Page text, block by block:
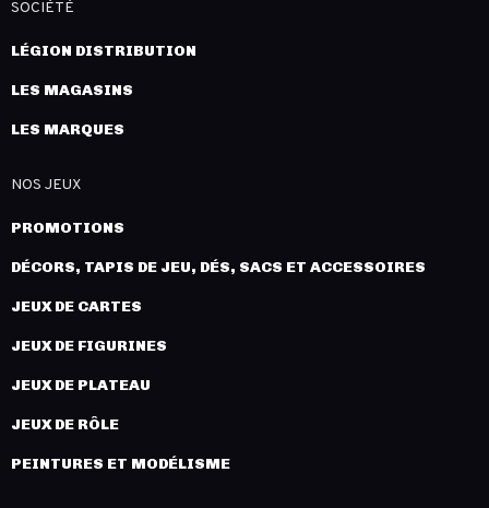
SOCIÉTÉ
LÉGION DISTRIBUTION
LES MAGASINS
LES MARQUES
NOS JEUX
PROMOTIONS
DÉCORS, TAPIS DE JEU, DÉS, SACS ET ACCESSOIRES
JEUX DE CARTES
JEUX DE FIGURINES
JEUX DE PLATEAU
JEUX DE RÔLE
PEINTURES ET MODÉLISME